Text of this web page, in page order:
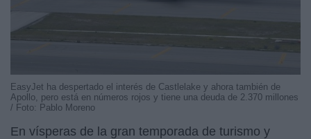
EasyJet ha despertado el interés de Castlelake y ahora también de
Apollo, pero está en números rojos y tiene una deuda de 2.370 millones
/ Foto: Pablo Moreno
En vísperas de la gran temporada de turismo y